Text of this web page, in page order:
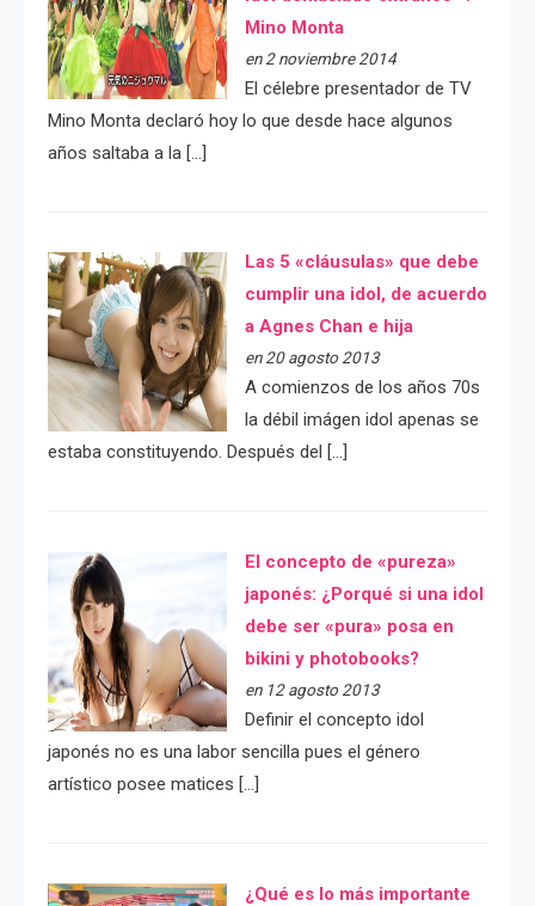
Mino Monta
en 2 noviembre 2014
El célebre presentador de TV
Mino Monta declaró hoy lo que desde hace algunos
años saltaba a la […]
Las 5 «cláusulas» que debe
cumplir una idol, de acuerdo
a Agnes Chan e hija
en 20 agosto 2013
A comienzos de los años 70s
la débil imágen idol apenas se
estaba constituyendo. Después del […]
El concepto de «pureza»
japonés: ¿Porqué si una idol
debe ser «pura» posa en
bikini y photobooks?
en 12 agosto 2013
Definir el concepto idol
japonés no es una labor sencilla pues el género
artístico posee matices […]
¿Qué es lo más importante